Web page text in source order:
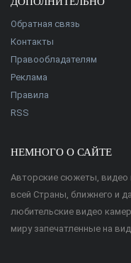
Обратная связь
Контакты
Правообладателям
Реклама
Правила
RSS
НЕМНОГО О САЙТЕ
Авторские сюжеты, видео
всей Страны, ближнего и
любительские видео
миру запечатленные на